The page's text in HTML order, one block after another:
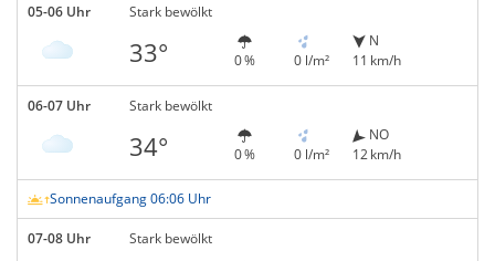
05-06 Uhr Stark bewölkt
33° 0 % 0 l/m²
N
11 km/h
06-07 Uhr Stark bewölkt
34° 0 % 0 l/m²
NO
12 km/h
Sonnenaufgang 06:06 Uhr
07-08 Uhr Stark bewölkt